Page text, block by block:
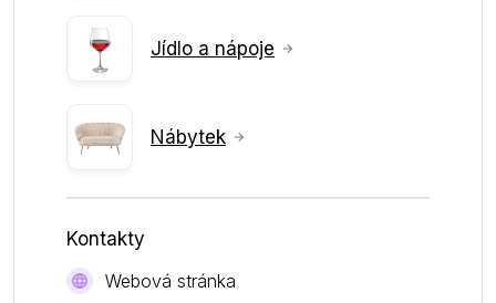
Jídlo a nápoje
Nábytek
Kontakty
Webová stránka